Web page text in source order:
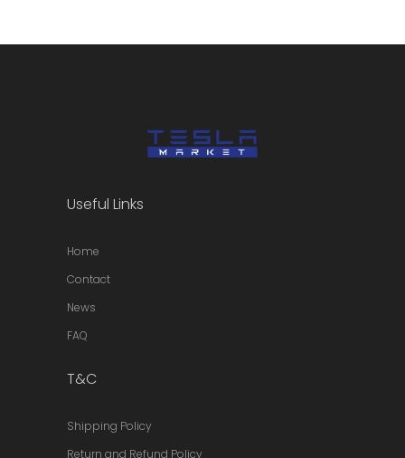
Useful Links
Home
Contact
News
FAQ
T&C
Shipping Policy
Return and Refund Policy